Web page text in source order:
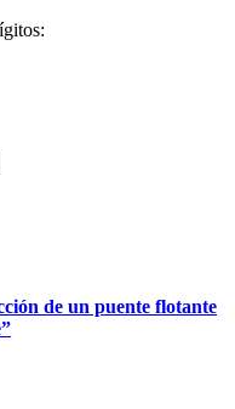
de un puente flotante